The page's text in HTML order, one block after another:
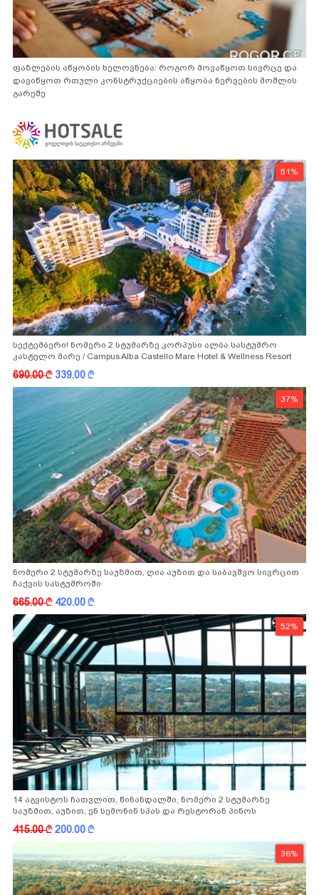
ფაზლების აწყობის ხელოვნება: როგორ მოვაწყოთ სივრცე და
დავიწყოთ რთული კონსტრუქციების აწყობა ნერვების მოშლის
გარეშე
51%
სექტემბერი! ნომერი 2 სტუმარზე კორპუსი ალბა სასტუმრო
კასტელო მარე / Campus Alba Castello Mare Hotel & Wellness Resort
-სგან!
690.00k 339.00k
37%
ნომერი 2 სტუმარზე საუზმით, ღია აუზით და საბავშვო სივრცით
ჩაქვის სასტუმროში
665.00k 420.00k
52%
14 აგვისტოს ჩათვლით, წინანდალში, ნომერი 2 სტუმარზე
საუზმით, აუზით, ენ სემონინ სპას და რესტორან პინოს
ფასდაკლებით
415.00k200.00k
36%